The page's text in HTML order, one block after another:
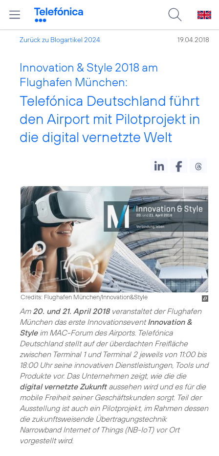
Zurück zu Blogartikel 2024 19.04.2018
Innovation & Style 2018 am
Flughafen München:
Telefónica Deutschland führt
den Airport mit Pilotprojekt in
die digital vernetzte Welt
Credits: Flughafen München/Innovation&Style
Am 20. und 21. April 2018veranstaltet der Flughafen
München das erste InnovationseventInnovation &
Styleim MAC-Forum des Airports. Telefónica
Deutschland stellt auf der überdachten Freifläche
zwischen Terminal 1 und Terminal 2 jeweils von 11:00 bis
18:00 Uhr seine innovativen Dienstleistungen, Tools und
Produkte vor. Das Unternehmen zeigt, wie die die
digital vernetzte Zukunftaussehen wird und es für die
mobile Freiheit seiner Geschäftskunden sorgt. Teil der
Ausstellung ist auch ein Pilotprojekt, im Rahmen dessen
die zukunftsweisende Übertragungstechnik
Narrowband Internet of Things (NB-IoT) vor Ort
vorgestellt wird.